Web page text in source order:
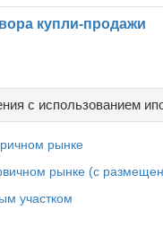
купли-продажи
с использованием
рынке
рынке (с
участком